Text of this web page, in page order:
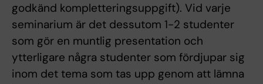
godkänd kompletteringsuppgift). Vid varje
seminarium är det dessutom 1-2 studenter
som gör en muntlig presentation och
ytterligare några studenter som fördjupar sig
inom det tema som tas upp genom att lämna